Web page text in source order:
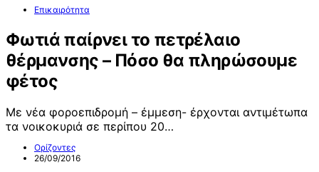
Επικαιρότητα
Φωτιά παίρνει το πετρέλαιο
θέρμανσης – Πόσο θα πληρώσουμε
φέτος
Με νέα φοροεπιδρομή – έμμεση- έρχονται αντιμέτωπα
τα νοικοκυριά σε περίπου 20…
Ορίζοντες
26/09/2016